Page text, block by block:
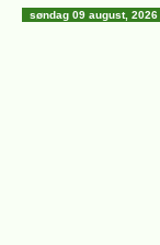
søndag 09 august, 2026